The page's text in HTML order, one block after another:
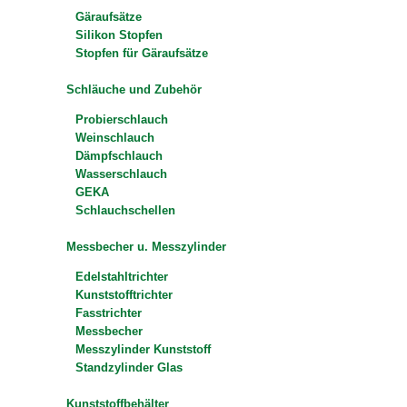
Gäraufsätze
Silikon Stopfen
Stopfen für Gäraufsätze
Schläuche und Zubehör
Probierschlauch
Weinschlauch
Dämpfschlauch
Wasserschlauch
GEKA
Schlauchschellen
Messbecher u. Messzylinder
Edelstahltrichter
Kunststofftrichter
Fasstrichter
Messbecher
Messzylinder Kunststoff
Standzylinder Glas
Kunststoffbehälter